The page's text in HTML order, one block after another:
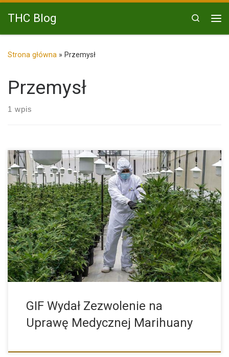
Przejdź do treści
THC Blog
Search
Strona główna » Przemysł
Przemysł
1 wpis
Miłośnicy marihuany leczniczej mają okazję do świętowania.
Otóż, okazuje się, […]
GIF Wydał Zezwolenie na
Uprawę Medycznej Marihuany